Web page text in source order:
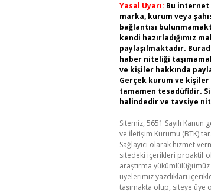
Yasal Uyarı: Bu
marka, kurum veya
bağlantısı
kendi hazırladığımız
paylaşılmaktadır.
haber niteliği
ve kişiler hakkında
Gerçek kurum ve
tamamen tesadüfidir.
halindedir ve tavsiye
Sitemiz, 5651 Sayılı
ve İletişim Kurumu (BTK)
Sağlayıcı olarak hizmet
sitedeki içerikleri proaktif
araştırma
üyelerimiz yazdıkları
taşımakta olup, siteye